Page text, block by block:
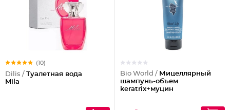
(10)
Dilis / Туалетная вода
Mila
Bio World / Мицеллярный
шампунь-объем
keratrix+муцин